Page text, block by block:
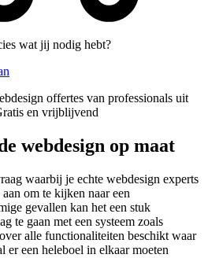
wat jij nodig hebt?
offertes van professionals uit
en vrijblijvend
webdesign op maat
waarbij je echte webdesign experts
om te kijken naar een
gevallen kan het een stuk
te gaan met een systeem zoals
alle functionaliteiten beschikt waar
er een heleboel in elkaar moeten